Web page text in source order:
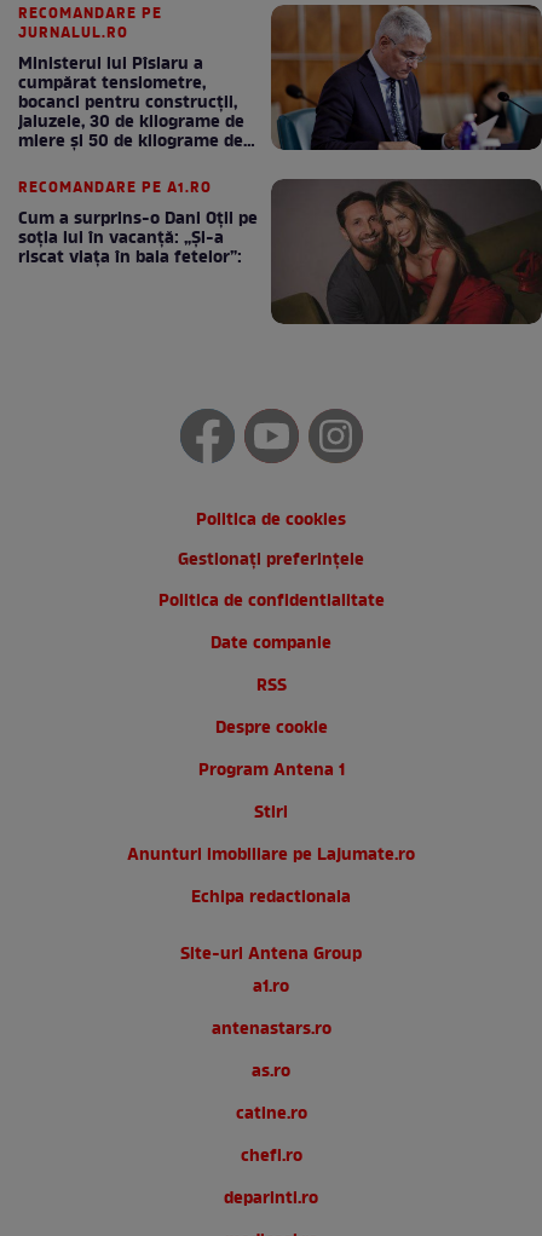
RECOMANDARE PE
JURNALUL.RO
Ministerul lui Pîslaru a
cumpărat tensiometre,
bocanci pentru construcții,
jaluzele, 30 de kilograme de
miere și 50 de kilograme de
RECOMANDARE PE A1.RO
Cum a surprins-o Dani Oțil pe
soția lui în vacanță: „Și-a
riscat viața în baia fetelor”:
Politica de cookies
Gestionați preferințele
Politica de confidentialitate
Date companie
RSS
Despre cookie
Program Antena 1
Stiri
Anunturi imobiliare pe Lajumate.ro
Echipa redactionala
Site-uri Antena Group
a1.ro
antenastars.ro
as.ro
catine.ro
chefi.ro
deparinti.ro